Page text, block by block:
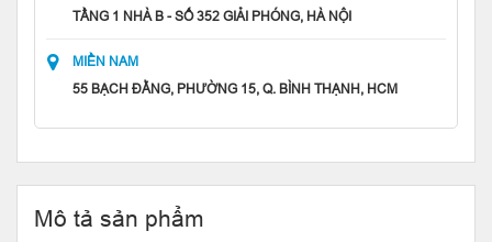
TẦNG 1 NHÀ B - SỐ 352 GIẢI PHÓNG, HÀ NỘI
MIỀN NAM
55 BẠCH ĐẰNG, PHƯỜNG 15, Q. BÌNH THẠNH, HCM
Mô tả sản phẩm